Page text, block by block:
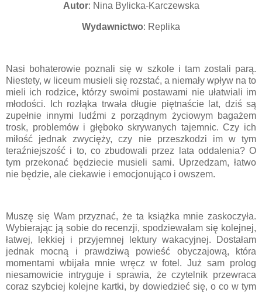
Autor: Nina Bylicka-Karczewska
Wydawnictwo: Replika
Nasi bohaterowie poznali się w szkole i tam zostali parą.
Niestety, w liceum musieli się rozstać, a niemały wpływ na to
mieli ich rodzice, którzy swoimi postawami nie ułatwiali im
młodości. Ich rozłąka trwała długie piętnaście lat, dziś są
zupełnie innymi ludźmi z porządnym życiowym bagażem
trosk, problemów i głęboko skrywanych tajemnic. Czy ich
miłość jednak zwycięży, czy nie przeszkodzi im w tym
teraźniejszość i to, co zbudowali przez lata oddalenia? O
tym przekonać będziecie musieli sami. Uprzedzam, łatwo
nie będzie, ale ciekawie i emocjonująco i owszem.
Muszę się Wam przyznać, że ta książka mnie zaskoczyła.
Wybierając ją sobie do recenzji, spodziewałam się kolejnej,
łatwej, lekkiej i przyjemnej lektury wakacyjnej. Dostałam
jednak mocną i prawdziwą powieść obyczajową, która
momentami wbijała mnie wręcz w fotel. Już sam prolog
niesamowicie intryguje i sprawia, że czytelnik przewraca
coraz szybciej kolejne kartki, by dowiedzieć się, o co w tym